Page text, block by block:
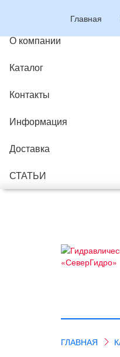
О компании
Каталог
Контакты
Информация
Доставка
СТАТЬИ
Главная
ГЛАВНАЯ